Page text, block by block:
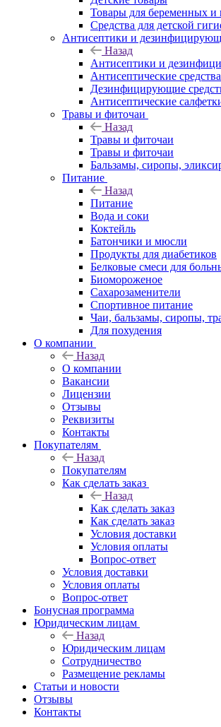
Товары для беременных и
Средства для детской
Антисептики и
Назад
Антисептики и
Антисептические
Дезинфицирующие
Антисептические
Травы и фиточаи
Назад
Травы и фиточаи
Травы и фиточаи
Бальзамы, сиропы,
Питание
Назад
Питание
Вода и соки
Коктейль
Батончики и мюсли
Продукты для диабетиков
Белковые смеси для
Биомороженое
Сахарозаменители
Спортивное питание
Чаи, бальзамы, сиропы,
Для похудения
О компании
Назад
О компании
Вакансии
Лицензии
Отзывы
Реквизиты
Контакты
Покупателям
Назад
Покупателям
Как сделать заказ
Назад
Как сделать заказ
Как сделать заказ
Условия доставки
Условия оплаты
Вопрос-ответ
Условия доставки
Условия оплаты
Вопрос-ответ
Бонусная программа
Юридическим лицам
Назад
Юридическим лицам
Сотрудничество
Размещение рекламы
Статьи и новости
Отзывы
Контакты